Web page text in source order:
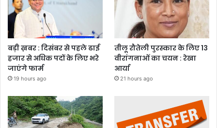
बड़ी ख़बर : दिसंबर से पहले ढाई
हजार से अधिक पदों के लिए भरे
जाएंगे फार्म
19 hours ago
तीलू रौतेली पुरस्कार के लिए 13
वीरांगनाओं का चयन : रेखा
आर्या
21 hours ago